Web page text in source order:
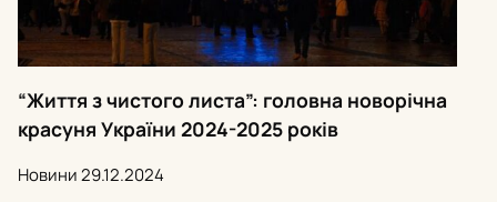
“Життя з чистого листа”: головна новорічна
красуня України 2024-2025 років
Новини29.12.2024